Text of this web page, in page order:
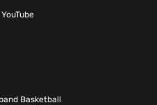
YouTube
Basketball